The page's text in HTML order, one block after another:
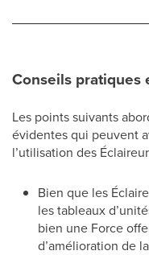
Conseils pratiques
Les points suivants
évidentes qui peuvent
l’utilisation des
Bien que les
les tableaux
bien une Force
d’amélioration de